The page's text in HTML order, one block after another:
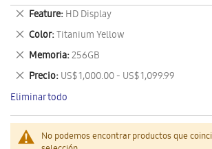
No podemos encontrar productos que
Feature HD Display
Eliminar
este
artículo
Color Titanium Yellow
Eliminar
este
artículo
Memoria 256GB
Eliminar
este
artículo
Precio US$ 1,000.00 - US$ 1,099.99
Eliminar
este
artículo
Eliminar todo